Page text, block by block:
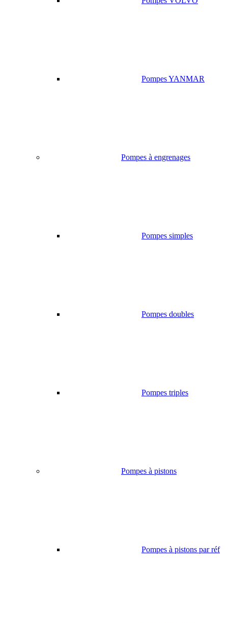
Pompes YANMAR
Pompes à engrenages
Pompes simples
Pompes doubles
Pompes triples
Pompes à pistons
Pompes à pistons par réf